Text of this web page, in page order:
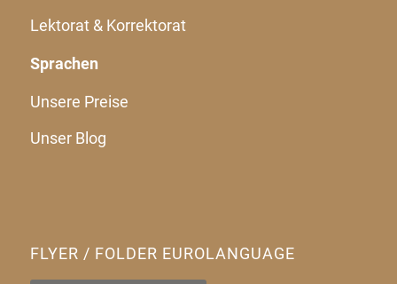
Lektorat & Korrektorat
Sprachen
Unsere Preise
Unser Blog
FLYER / FOLDER EUROLANGUAGE